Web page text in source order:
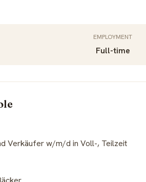
EMPLOYMENT
Full-time
Verkäufer w/m/d in Voll-, Teilzeit